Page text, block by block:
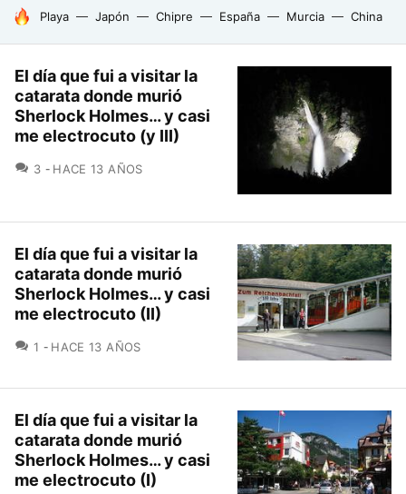
HOY SE HABLA DE
Playa Japón Chipre España Murcia China
El día que fui a visitar la
catarata donde murió
Sherlock Holmes… y casi
me electrocuto (y III)
3 COMENTARIOS
HACE 13 AÑOS
El día que fui a visitar la
catarata donde murió
Sherlock Holmes… y casi
me electrocuto (II)
1 COMENTARIOS
HACE 13 AÑOS
El día que fui a visitar la
catarata donde murió
Sherlock Holmes… y casi
me electrocuto (I)